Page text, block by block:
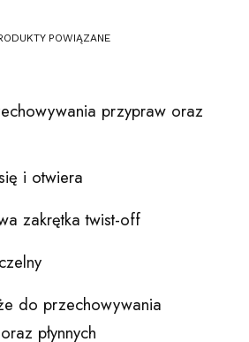
POWIĄZANE
przypraw oraz
i otwiera
zakrętka twist-off
do przechowywania
płynnych